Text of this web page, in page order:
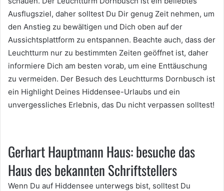
Ausflugsziel, daher solltest Du Dir genug Zeit nehmen, um
den Anstieg zu bewältigen und Dich oben auf der
Aussichtsplattform zu entspannen. Beachte auch, dass der
Leuchtturm nur zu bestimmten Zeiten geöffnet ist, daher
informiere Dich am besten vorab, um eine Enttäuschung
zu vermeiden. Der Besuch des Leuchtturms Dornbusch ist
ein Highlight Deines Hiddensee-Urlaubs und ein
unvergessliches Erlebnis, das Du nicht verpassen solltest!
Gerhart Hauptmann Haus: besuche das
Haus des bekannten Schriftstellers
Wenn Du auf Hiddensee unterwegs bist, solltest Du